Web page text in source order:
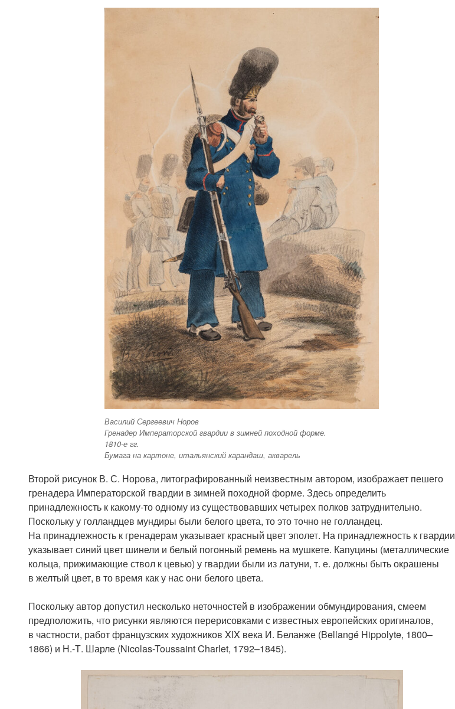
Василий Сергеевич Норов
Гренадер Императорской гвардии в зимней походной форме.
1810-е гг.
Бумага на картоне, итальянский карандаш, акварель
Второй рисунок В. С. Норова, литографированный неизвестным автором, изображает пешего
гренадера Императорской гвардии в зимней походной форме. Здесь определить
принадлежность к какому-то одному из существовавших четырех полков затруднительно.
Поскольку у голландцев мундиры были белого цвета, то это точно не голландец.
На принадлежность к гренадерам указывает красный цвет эполет. На принадлежность к гвардии
указывает синий цвет шинели и белый погонный ремень на мушкете. Капуцины (металлические
кольца, прижимающие ствол к цевью) у гвардии были из латуни, т. е. должны быть окрашены
в желтый цвет, в то время как у нас они белого цвета.
Поскольку автор допустил несколько неточностей в изображении обмундирования, смеем
предположить, что рисунки являются перерисовками с известных европейских оригиналов,
в частности, работ французских художников XIX века И. Беланже (Bellangé Hippolyte, 1800–
1866) и Н.-Т. Шарле (Nicolas-Toussaint Charlet, 1792–1845).